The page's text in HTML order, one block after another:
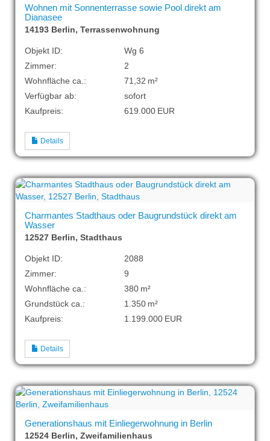
Wohnen mit Sonnenterrasse sowie Pool direkt am
Dianasee
14193 Berlin, Terrassenwohnung
Objekt ID:
Wg 6
Zimmer:
2
Wohnfläche ca.:
71,32 m²
Verfügbar ab:
sofort
Kaufpreis:
619.000 EUR
Details
Charmantes Stadthaus oder Baugrundstück direkt am
Wasser
12527 Berlin, Stadthaus
Objekt ID:
2088
Zimmer:
9
Wohnfläche ca.:
380 m²
Grund­stück ca.:
1.350 m²
Kaufpreis:
1.199.000 EUR
Details
Generationshaus mit Einliegerwohnung in Berlin
12524 Berlin, Zweifamilienhaus